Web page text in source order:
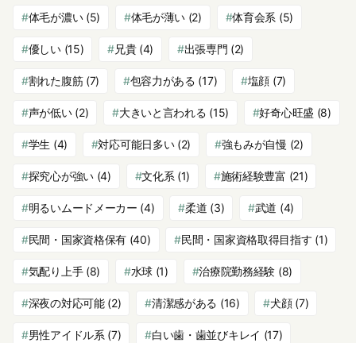
体毛が濃い(5) 体毛が薄い (2) 体育会系 (5)
優しい(15) 兄貴(4) 出張専門 (2)
割れた腹筋(7) 包容力がある (17) 塩顔 (7)
声が低い(2) 大きいと言われる (15) 好奇心旺盛 (8)
学生 (4) 対応可能日多い(2) 強もみが自慢 (2)
探究心が強い(4) 文化系 (1) 施術経験豊富 (21)
明るいムードメーカー (4) 柔道 (3) 武道 (4)
民間・国家資格保有 (40) 民間・国家資格取得目指す (1)
気配り上手(8) 水球(1) 治療院勤務経験 (8)
深夜の対応可能(2) 清潔感がある (16) 犬顔(7)
男性アイドル系 (7) 白い歯・歯並びキレイ (17)